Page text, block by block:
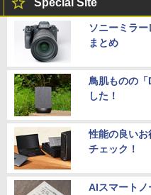
Special Site
ソニーミラ
まとめ
鳥肌ものの
した！
性能の良い
チェック！
AIスマート